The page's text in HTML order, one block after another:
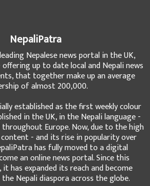
NepaliPatra
Nepalese news portal in the UK,
up to date local and Nepali news
that together make up an average
of almost 200,000.
established as the first weekly colour
in the UK, in the Nepali language -
Europe. Now, due to the high
- and its rise in popularity over
has fully moved to a digital
an online news portal. Since this
has expanded its reach and become
Nepali diaspora across the globe.